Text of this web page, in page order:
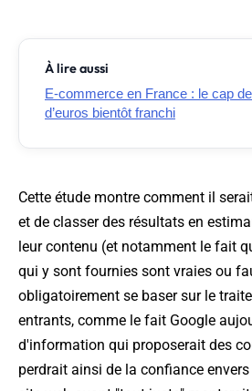
À lire aussi
E-commerce en France : le cap
d’euros bientôt franchi
Cette étude montre comment il
et de classer des résultats en
leur contenu (et notamment le fait
qui y sont fournies sont vraies ou
obligatoirement se baser sur le
entrants, comme le fait Google
d'information qui proposerait des
perdrait ainsi de la confiance